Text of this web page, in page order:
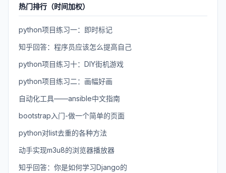
热门排行（时间加权）
python项目练习一：即时标记
知乎回答：程序员应该怎么提高自己
python项目练习十：DIY街机游戏
python项目练习二：画幅好画
自动化工具——ansible中文指南
bootstrap入门-做一个简单的页面
python对list去重的各种方法
动手实现m3u8的浏览器播放器
知乎回答：你是如何学习Django的